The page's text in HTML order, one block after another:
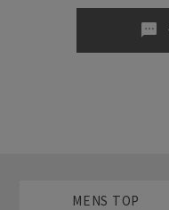
sms
MENS TOP